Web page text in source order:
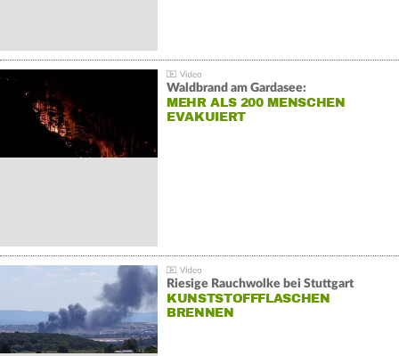
Waldbrand am Gardasee:
MEHR ALS 200 MENSCHEN
EVAKUIERT
Riesige Rauchwolke bei Stuttgart
KUNSTSTOFFFLASCHEN
BRENNEN